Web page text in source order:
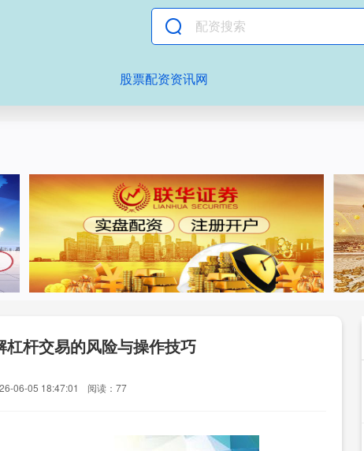
股票配资资讯网
杆交易的风险与操作技巧
06-05 18:47:01 阅读：77